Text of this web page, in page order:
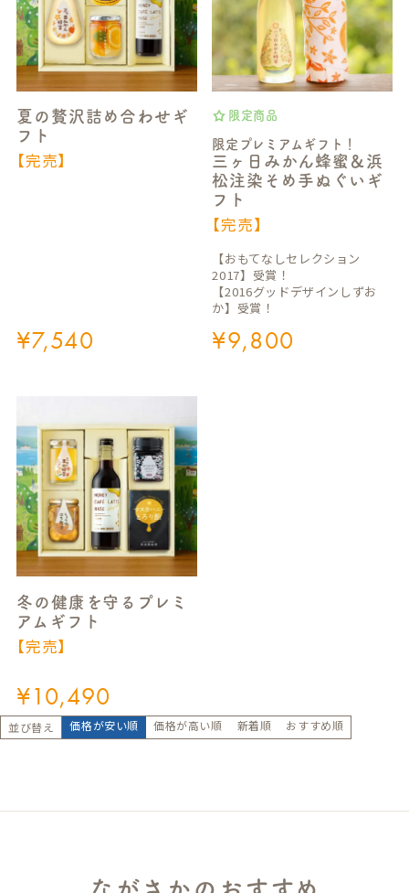
夏の贅沢詰め合わせギ
フト
【完売】
¥7,540
限定商品
限定プレミアムギフト！
三ヶ日みかん蜂蜜＆浜
松注染そめ手ぬぐいギ
フト
【完売】
【おもてなしセレクション
2017】受賞！
【2016グッドデザインしずお
か】受賞！
¥9,800
冬の健康を守るプレミ
アムギフト
【完売】
¥10,490
並び替え 価格が安い順 価格が高い順 新着順 おすすめ順